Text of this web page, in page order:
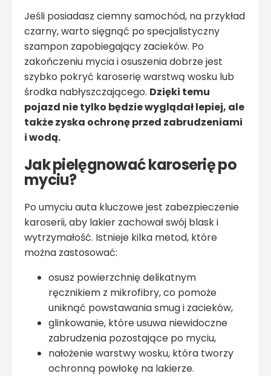
Jeśli posiadasz ciemny samochód, na przykład
czarny, warto sięgnąć po specjalistyczny
szampon zapobiegający zacieków. Po
zakończeniu mycia i osuszenia dobrze jest
szybko pokryć karoserię warstwą wosku lub
środka nabłyszczającego. Dzięki temu
pojazd nie tylko będzie wyglądał lepiej, ale
także zyska ochronę przed zabrudzeniami
i wodą.
Jak pielęgnować karoserię po
myciu?
Po umyciu auta kluczowe jest zabezpieczenie
karoserii, aby lakier zachował swój blask i
wytrzymałość. Istnieje kilka metod, które
można zastosować:
osusz powierzchnię delikatnym
ręcznikiem z mikrofibry, co pomoże
uniknąć powstawania smug i zacieków,
glinkowanie, które usuwa niewidoczne
zabrudzenia pozostające po myciu,
nałożenie warstwy wosku, która tworzy
ochronną powłokę na lakierze.